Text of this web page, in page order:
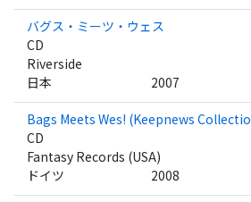
バグス・ミーツ・ウェス
CD
Riverside
日本
2007
Bags Meets Wes! (Keepnews
CD
Fantasy Records (USA)
ドイツ
2008